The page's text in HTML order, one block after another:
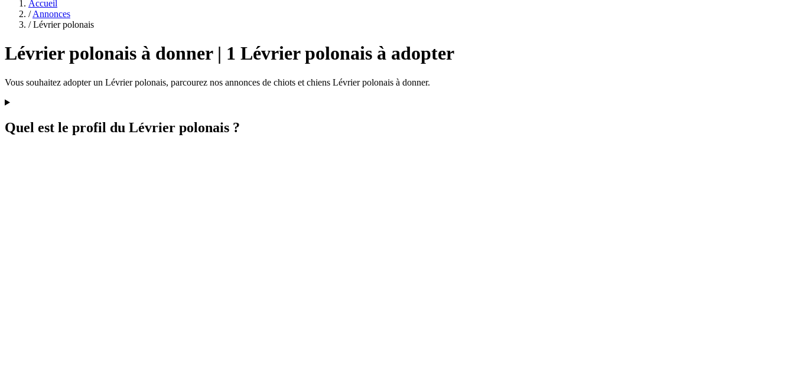
Accueil
/ Annonces
/ Lévrier polonais
Lévrier polonais à donner | 1 Lévrier polonais à adopter
Vous souhaitez adopter un Lévrier polonais, parcourez nos annonces de chiots et chiens Lévrier polonais à donner.
Quel est le profil du Lévrier polonais ?